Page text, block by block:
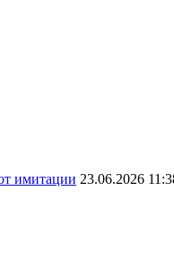
имитации 23.06.2026